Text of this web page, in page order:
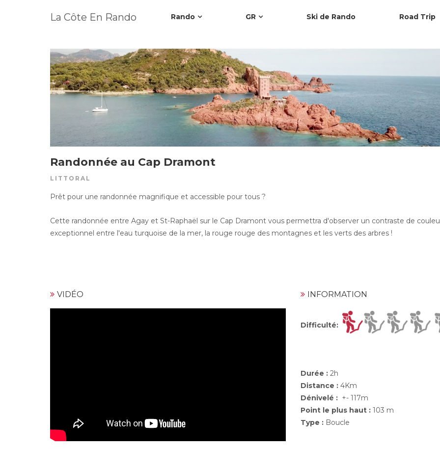
La Côte En Rando Rando GR Ski de Rando Road Trip
Randonnée au Cap Dramont
LITTORAL
Prêt pour une randonnée magnifique et accessible pour tous ?
Cette randonnée entre Agay et St-Raphaël sur le Cap Dramont vous permettra d'observer un contraste de
exceptionnel entre l'eau turquoise de la mer, la rouge rouge des montagnes et les verts des arbres !
VIDÉO INFORMATION
Difficulté:
Durée :2h
Distance :4Km
Dénivelé :+- 117m
Point le plus haut :103 m
Type : Boucle